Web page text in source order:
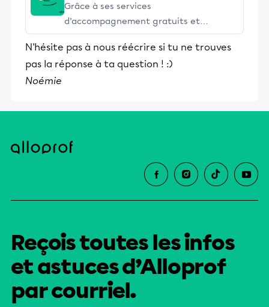
Grâce à ses services
d’accompagnement gratuits et
stimulants, Alloprof engage les élèves
et leurs parents dans la réussite
éducative.
N'hésite pas à nous réécrire si tu ne trouves
pas la réponse à ta question ! :)
Noémie
Reçois toutes les infos
et astuces d’Alloprof
par courriel.